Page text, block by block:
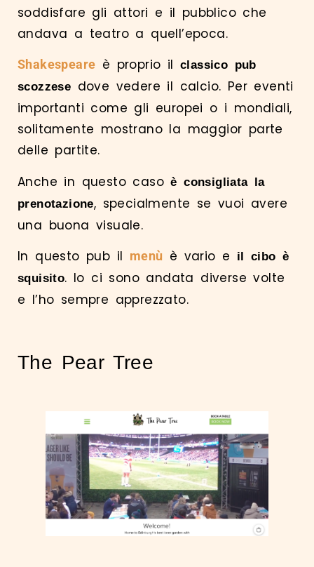
soddisfare gli attori e il pubblico che
andava a teatro a quell’epoca.
Shakespeare è proprio ilclassico pub
scozzese dove vedere il calcio. Per eventi
importanti come gli europei o i mondiali,
solitamente mostrano la maggior parte
delle partite.
Anche in questo casoè consigliata la
prenotazione, specialmente se vuoi avere
una buona visuale.
In questo pub il menù è vario e
il cibo è
squisito. Io ci sono andata diverse volte
e l’ho sempre apprezzato.
The Pear Tree